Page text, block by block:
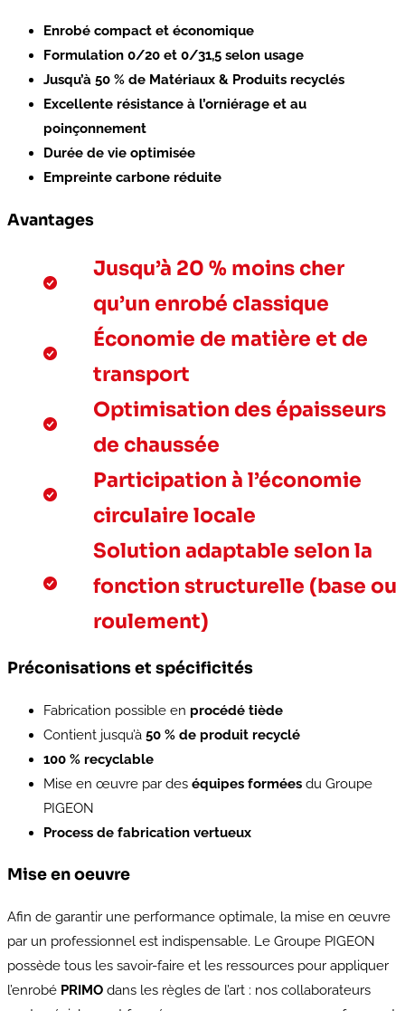
Enrobé compact et économique
Formulation 0/20 et 0/31,5 selon usage
Jusqu’à 50 % de Matériaux & Produits recyclés
Excellente résistance à l’orniérage et au
poinçonnement
Durée de vie optimisée
Empreinte carbone réduite
Avantages
Jusqu’à 20 % moins cher
qu’un enrobé classique
Économie de matière et de
transport
Optimisation des épaisseurs
de chaussée
Participation à l’économie
circulaire locale
Solution adaptable selon la
fonction structurelle (base ou
roulement)
Préconisations et spécificités
Fabrication possible en procédé tiède
Contient jusqu’à 50 % de produit recyclé
100 % recyclable
Mise en œuvre par des équipes formées du Groupe
PIGEON
Process de fabrication vertueux
Mise en oeuvre
Afin de garantir une performance optimale, la mise en œuvre
par un professionnel est indispensable. Le Groupe PIGEON
possède tous les savoir-faire et les ressources pour appliquer
l’enrobé PRIMO dans les règles de l’art : nos collaborateurs